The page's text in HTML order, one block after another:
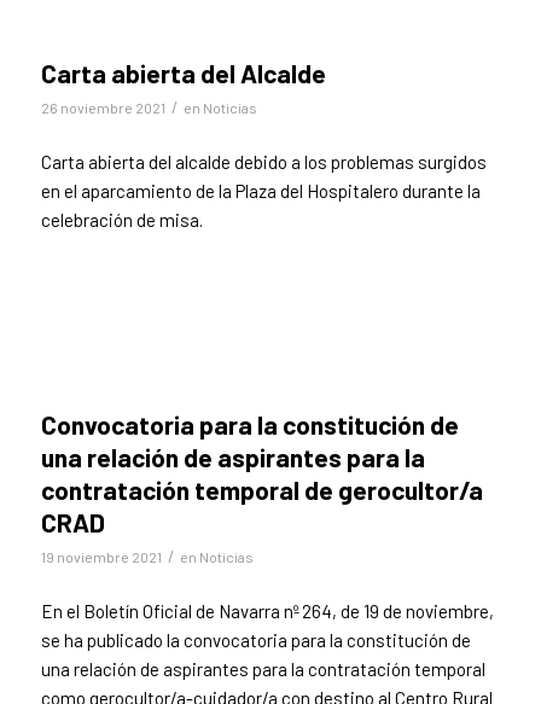
Carta abierta del Alcalde
26 noviembre 2021 / en Noticias
Carta abierta del alcalde debido a los problemas surgidos
en el aparcamiento de la Plaza del Hospitalero durante la
celebración de misa.
Convocatoria para la constitución de
una relación de aspirantes para la
contratación temporal de gerocultor/a
CRAD
19 noviembre 2021 / en Noticias
En el Boletín Oficial de Navarra nº 264, de 19 de noviembre,
se ha publicado la convocatoria para la constitución de
una relación de aspirantes para la contratación temporal
como gerocultor/a-cuidador/a con destino al Centro Rural